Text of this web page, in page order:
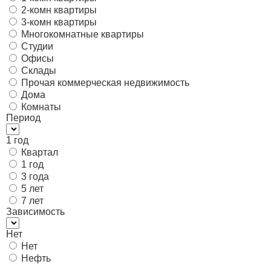
2-комн квартиры
3-комн квартиры
Многокомнатные квартиры
Студии
Офисы
Склады
Прочая коммерческая недвижимость
Дома
Комнаты
Период
1 год
Квартал
1 год
3 года
5 лет
7 лет
Зависимость
Нет
Нет
Нефть